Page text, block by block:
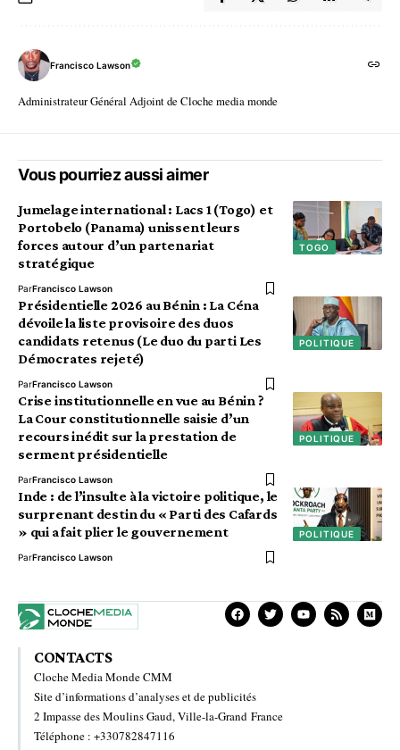
Francisco Lawson
Administrateur Général Adjoint de Cloche media monde
Vous pourriez aussi aimer
TOGO
Jumelage international : Lacs 1 (Togo) et
Portobelo (Panama) unissent leurs
forces autour d’un partenariat
stratégique
ParFrancisco Lawson
POLITIQUE
Présidentielle 2026 au Bénin : La Céna
dévoile la liste provisoire des duos
candidats retenus (Le duo du parti Les
Démocrates rejeté)
ParFrancisco Lawson
POLITIQUE
Crise institutionnelle en vue au Bénin ?
La Cour constitutionnelle saisie d’un
recours inédit sur la prestation de
serment présidentielle
ParFrancisco Lawson
POLITIQUE
Inde : de l’insulte à la victoire politique, le
surprenant destin du « Parti des Cafards
» qui a fait plier le gouvernement
ParFrancisco Lawson
CONTACTS
Cloche Media Monde CMM
Site d’informations d’analyses et de publicités
2 Impasse des Moulins Gaud, Ville-la-Grand France
Téléphone : +330782847116